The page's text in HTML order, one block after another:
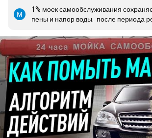
1% моек самообслуживания
пены и напор воды.  после периода